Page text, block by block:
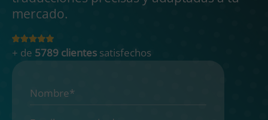
mercado.
+ de 5789 clientes satisfechos